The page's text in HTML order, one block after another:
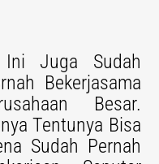
Juga Sudah
Bekerjasama
Besar.
Tentunya Bisa
Sudah Pernah